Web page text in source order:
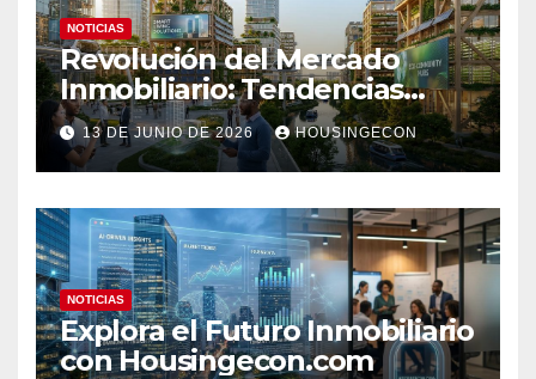
NOTICIAS
Revolución del Mercado
Inmobiliario: Tendencias
Clave 2023
13 DE JUNIO DE 2026 HOUSINGECON
NOTICIAS
Explora el Futuro Inmobiliario
con Housingecon.com